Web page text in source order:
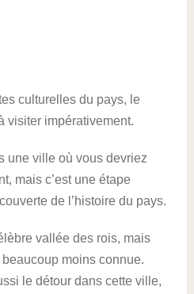
culturelles du pays, le
visiter impérativement.
une ville où vous devriez
mais c’est une étape
de l’histoire du pays.
vallée des rois, mais
moins connue.
le détour dans cette ville,